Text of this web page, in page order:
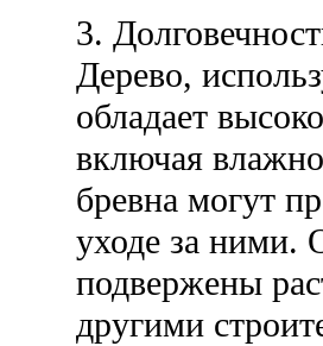
3.
Дерево,
обладает
включая
бревна могут
уходе за ними.
подвержены
другими